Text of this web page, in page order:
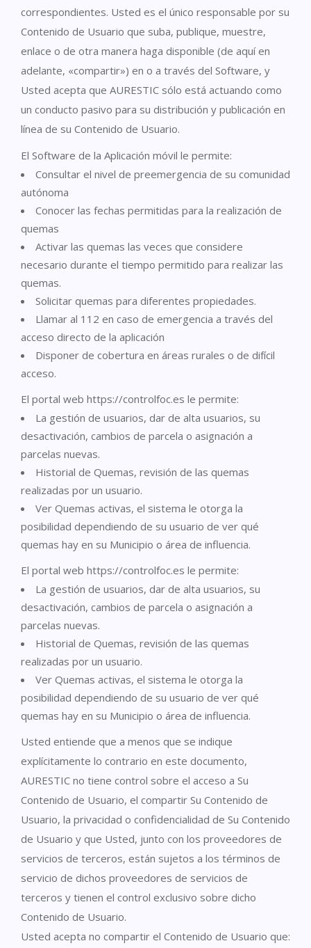
correspondientes. Usted es el único responsable por su
Contenido de Usuario que suba, publique, muestre,
enlace o de otra manera haga disponible (de aquí en
adelante, «compartir») en o a través del Software, y
Usted acepta que AURESTIC sólo está actuando como
un conducto pasivo para su distribución y publicación en
línea de su Contenido de Usuario.
El Software de la Aplicación móvil le permite:
Consultar el nivel de preemergencia de su comunidad
autónoma
Conocer las fechas permitidas para la realización de
quemas
Activar las quemas las veces que considere
necesario durante el tiempo permitido para realizar las
quemas.
Solicitar quemas para diferentes propiedades.
Llamar al 112 en caso de emergencia a través del
acceso directo de la aplicación
Disponer de cobertura en áreas rurales o de difícil
acceso.
El portal web https://controlfoc.es le permite:
La gestión de usuarios, dar de alta usuarios, su
desactivación, cambios de parcela o asignación a
parcelas nuevas.
Historial de Quemas, revisión de las quemas
realizadas por un usuario.
Ver Quemas activas, el sistema le otorga la
posibilidad dependiendo de su usuario de ver qué
quemas hay en su Municipio o área de influencia.
El portal web https://controlfoc.es le permite:
La gestión de usuarios, dar de alta usuarios, su
desactivación, cambios de parcela o asignación a
parcelas nuevas.
Historial de Quemas, revisión de las quemas
realizadas por un usuario.
Ver Quemas activas, el sistema le otorga la
posibilidad dependiendo de su usuario de ver qué
quemas hay en su Municipio o área de influencia.
Usted entiende que a menos que se indique
explícitamente lo contrario en este documento,
AURESTIC no tiene control sobre el acceso a Su
Contenido de Usuario, el compartir Su Contenido de
Usuario, la privacidad o confidencialidad de Su Contenido
de Usuario y que Usted, junto con los proveedores de
servicios de terceros, están sujetos a los términos de
servicio de dichos proveedores de servicios de
terceros y tienen el control exclusivo sobre dicho
Contenido de Usuario.
Usted acepta no compartir el Contenido de Usuario que: